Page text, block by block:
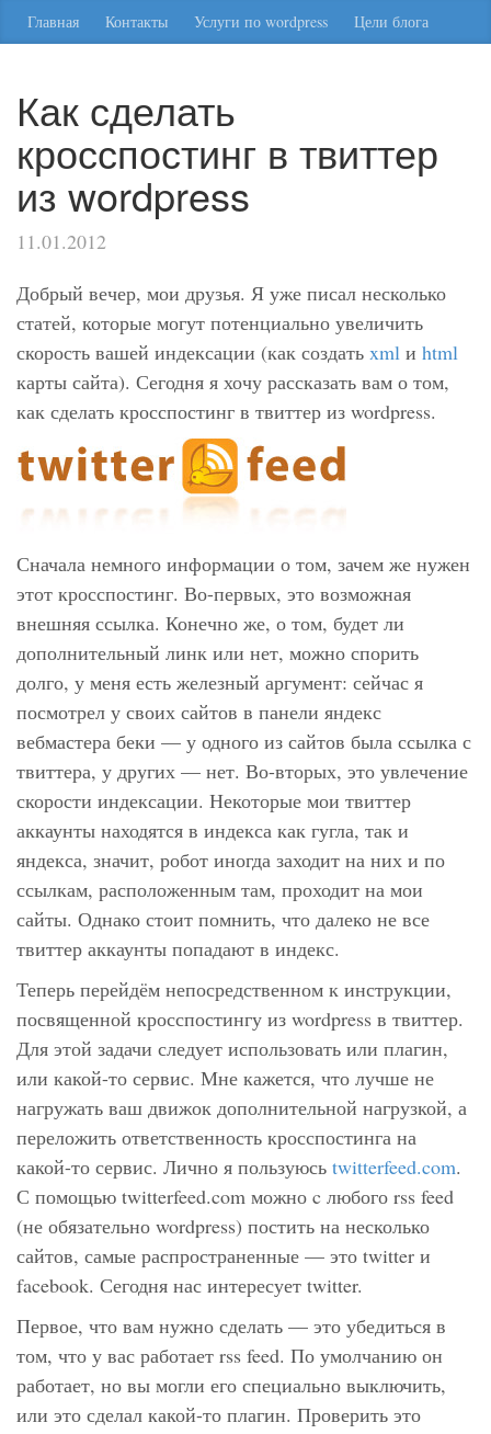
Главная Контакты Услуги по wordpress Цели блога
Как сделать
кросспостинг в твиттер
из wordpress
11.01.2012
Добрый вечер, мои друзья. Я уже писал несколько
статей, которые могут потенциально увеличить
скорость вашей индексации (как создать xml и html
карты сайта). Сегодня я хочу рассказать вам о том,
как сделать кросспостинг в твиттер из wordpress.
Сначала немного информации о том, зачем же нужен
этот кросспостинг. Во-первых, это возможная
внешняя ссылка. Конечно же, о том, будет ли
дополнительный линк или нет, можно спорить
долго, у меня есть железный аргумент: сейчас я
посмотрел у своих сайтов в панели яндекс
вебмастера беки — у одного из сайтов была ссылка с
твиттера, у других — нет. Во-вторых, это увлечение
скорости индексации. Некоторые мои твиттер
аккаунты находятся в индекса как гугла, так и
яндекса, значит, робот иногда заходит на них и по
ссылкам, расположенным там, проходит на мои
сайты. Однако стоит помнить, что далеко не все
твиттер аккаунты попадают в индекс.
Теперь перейдём непосредственном к инструкции,
посвященной кросспостингу из wordpress в твиттер.
Для этой задачи следует использовать или плагин,
или какой-то сервис. Мне кажется, что лучше не
нагружать ваш движок дополнительной нагрузкой, а
переложить ответственность кросспостинга на
какой-то сервис. Лично я пользуюсь twitterfeed.com.
С помощью twitterfeed.com можно c любого rss feed
(не обязательно wordpress) постить на несколько
сайтов, самые распространенные — это twitter и
facebook. Сегодня нас интересует twitter.
Первое, что вам нужно сделать — это убедиться в
том, что у вас работает rss feed. По умолчанию он
работает, но вы могли его специально выключить,
или это сделал какой-то плагин. Проверить это